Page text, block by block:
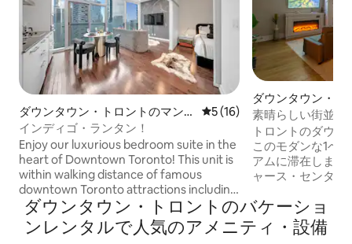
ダウンタウン・トロントのマンシ
ョン・アパート
レビュー16件、5つ星中5つ
5 (16)
インディゴ・ランタン！
Enjoy our luxurious bedroom suite in the
heart of Downtown Toronto! This unit is
within walking distance of famous
downtown Toronto attractions including
the CN Tower, Ripley’s Aquarium, Rogers
Centre, Roy Thomson Hall and the
Metro Toronto Convention Centre.
ダウンタウン・ト
ンション・アパー
素晴らしい街並み
ニアム、CNタワ
トロントのダウ
このモダンな1ベ
アムに滞在しまし
ャース・センター
室に快適なクイー
ビングルームにソ
ており、カップ
ダウンタウン・トロントのバケーショ
ンレンタルで人気のアメニティ・設備